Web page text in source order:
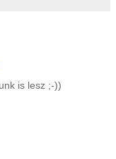
is lesz ;-))